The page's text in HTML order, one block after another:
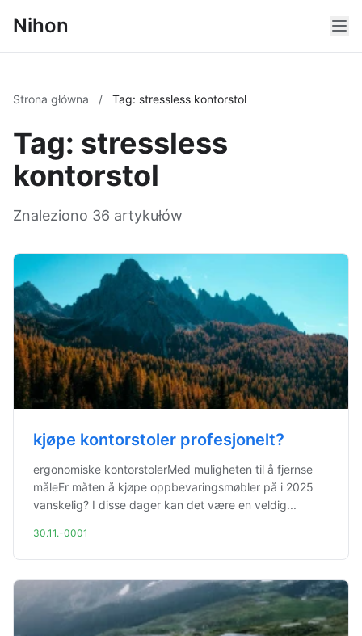
Nihon
Strona główna / Tag: stressless kontorstol
Tag: stressless
kontorstol
Znaleziono 36 artykułów
kjøpe kontorstoler profesjonelt?
ergonomiske kontorstolerMed muligheten til å fjernse
måleEr måten å kjøpe oppbevaringsmøbler på i 2025
vanskelig? I disse dager kan det være en veldig...
30.11.-0001